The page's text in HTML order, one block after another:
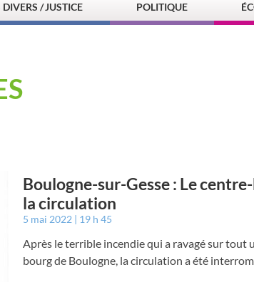
DIVERS / JUSTICE POLITIQUE
Boulogne-sur-Gesse : Le
la circulation
5 mai 2022 19 h 45
Après le terrible incendie qui a ravagé sur tout
bourg de Boulogne, la circulation a été